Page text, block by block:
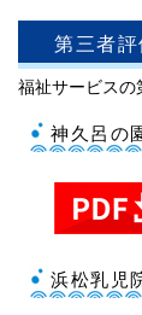
第三者評
福祉サービスの
神久呂の
浜松乳児